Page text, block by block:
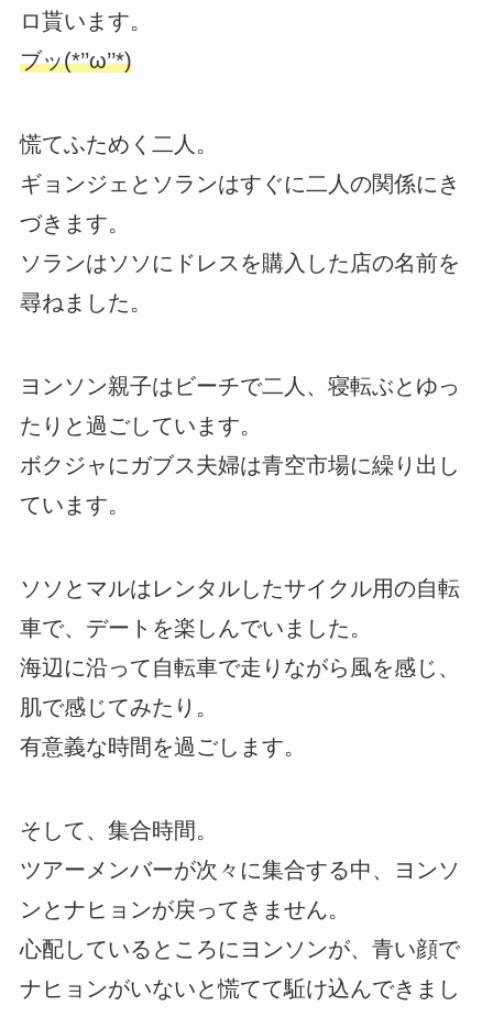
ロ貰います。
ブッ(*’’ω’’*)
慌てふためく二人。
ギョンジェとソランはすぐに二人の関係にき
づきます。
ソランはソソにドレスを購入した店の名前を
尋ねました。
ヨンソン親子はビーチで二人、寝転ぶとゆっ
たりと過ごしています。
ボクジャにガブス夫婦は青空市場に繰り出し
ています。
ソソとマルはレンタルしたサイクル用の自転
車で、デートを楽しんでいました。
海辺に沿って自転車で走りながら風を感じ、
肌で感じてみたり。
有意義な時間を過ごします。
そして、集合時間。
ツアーメンバーが次々に集合する中、ヨンソ
ンとナヒョンが戻ってきません。
心配しているところにヨンソンが、青い顔で
ナヒョンがいないと慌てて駈け込んできまし